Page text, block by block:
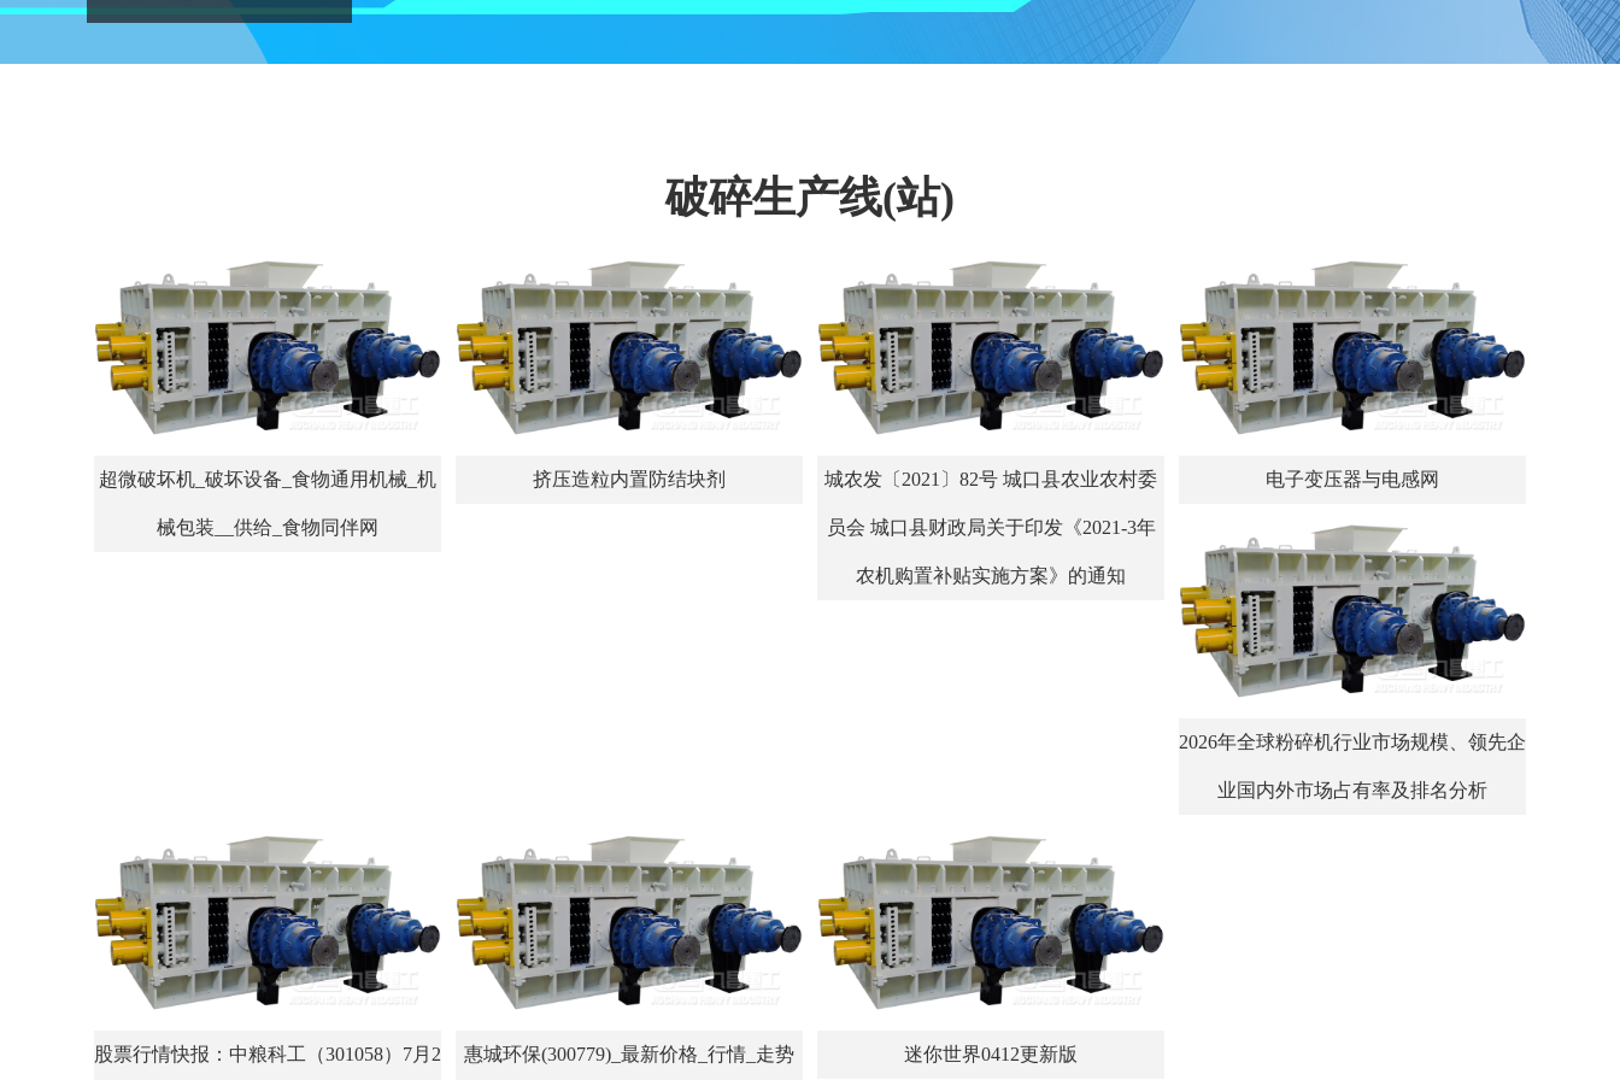
破碎生产线(站)
超微破坏机_破坏设备_食物通用机械_机
械包装__供给_食物同伴网
挤压造粒内置防结块剂 城农发〔2021〕82号 城口县农业农村委
员会 城口县财政局关于印发《2021-3年
农机购置补贴实施方案》的通知
电子变压器与电感网
2026年全球粉碎机行业市场规模、领先企
业国内外市场占有率及排名分析
股票行情快报：中粮科工（301058）7月2 惠城环保(300779)_最新价格_行情_走势 迷你世界0412更新版